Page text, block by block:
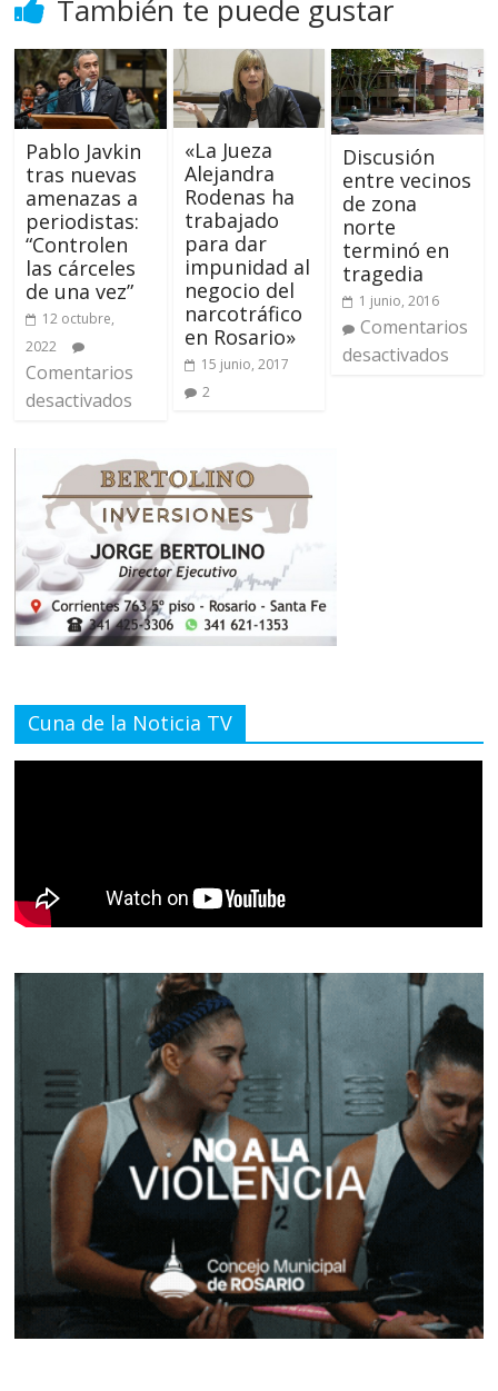
También te puede gustar
Pablo Javkin
tras nuevas
amenazas a
periodistas:
“Controlen
las cárceles
de una vez”
12 octubre,
2022
Comentarios
desactivados
«La Jueza
Alejandra
Rodenas ha
trabajado
para dar
impunidad al
negocio del
narcotráfico
en Rosario»
15 junio, 2017
2
Discusión
entre vecinos
de zona
norte
terminó en
tragedia
1 junio, 2016
Comentarios
desactivados
Cuna de la Noticia TV